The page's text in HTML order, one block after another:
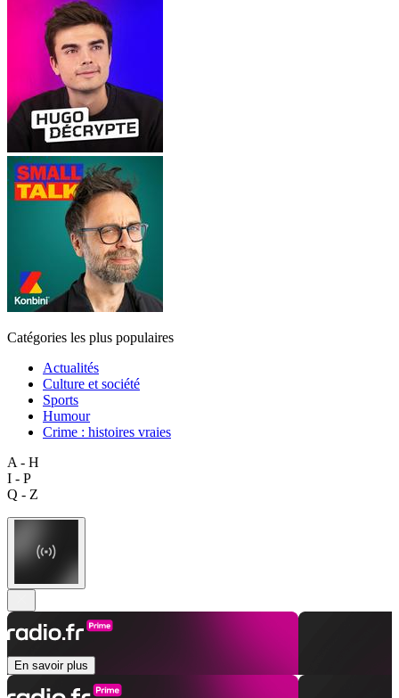
Catégories les plus populaires
Actualités
Culture et société
Sports
Humour
Crime : histoires vraies
A - H
I - P
Q - Z
En savoir plus